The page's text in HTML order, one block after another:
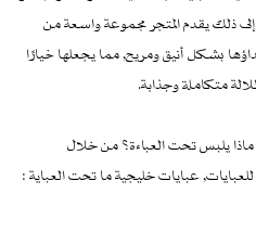
إلى ذلك يقدم المتجر مجموعة واسعة من
بشكل أنيق ومريح, مما يجعلها خيارًا
متكاملة وجذابة.
يلبس تحت العباءة؟ من خلال
عبايات خليجية ما تحت العباية :